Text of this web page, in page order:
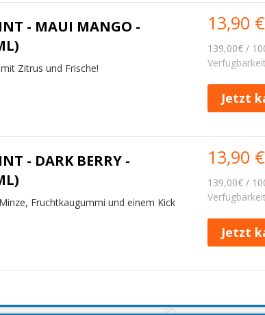
- MAUI MANGO -
Zitrus und Frische!
13,90 €
139,00€ /
Jetzt
- DARK BERRY -
Fruchtkaugummi und einem Kick
13,90 €
139,00€ /
Jetzt